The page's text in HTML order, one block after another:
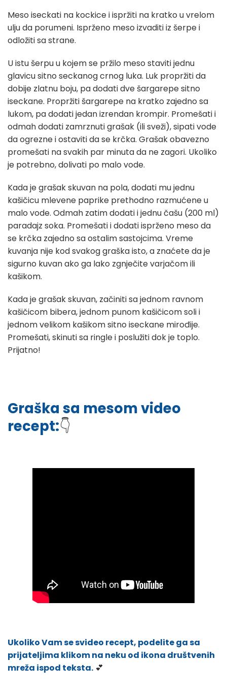
Meso iseckati na kockice i ispržiti na kratko u vrelom
ulju da porumeni. Isprženo meso izvaditi iz šerpe i
odložiti sa strane.
U istu šerpu u kojem se pržilo meso staviti jednu
glavicu sitno seckanog crnog luka. Luk propržiti da
dobije zlatnu boju, pa dodati dve šargarepe sitno
iseckane. Propržiti šargarepe na kratko zajedno sa
lukom, pa dodati jedan izrendan krompir. Promešati i
odmah dodati zamrznuti grašak (ili sveži), sipati vode
da ogrezne i ostaviti da se krčka. Grašak obavezno
promešati na svakih par minuta da ne zagori. Ukoliko
je potrebno, dolivati po malo vode.
Kada je grašak skuvan na pola, dodati mu jednu
kašičicu mlevene paprike prethodno razmućene u
malo vode. Odmah zatim dodati i jednu čašu (200 ml)
paradajz soka. Promešati i dodati isprženo meso da
se krčka zajedno sa ostalim sastojcima. Vreme
kuvanja nije kod svakog graška isto, a znaćete da je
sigurno kuvan ako ga lako zgnječite varjačom ili
kašikom.
Kada je grašak skuvan, začiniti sa jednom ravnom
kašičicom bibera, jednom punom kašičicom soli i
jednom velikom kašikom sitno iseckane mirođije.
Promešati, skinuti sa ringle i poslužiti dok je toplo.
Prijatno!
Graška sa mesom video
recept:👇
Ukoliko Vam se svideo recept, podelite ga sa
prijateljima klikom na neku od ikona društvenih
mreža ispod teksta. 💕